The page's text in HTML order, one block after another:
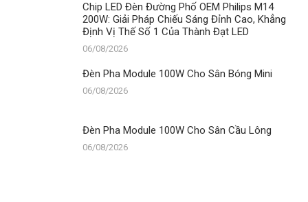
Chip LED Đèn Đường Phố OEM Philips M14
200W: Giải Pháp Chiếu Sáng Đỉnh Cao, Khẳng
Định Vị Thế Số 1 Của Thành Đạt LED
06/08/2026
Đèn Pha Module 100W Cho Sân Bóng Mini
06/08/2026
Đèn Pha Module 100W Cho Sân Cầu Lông
06/08/2026